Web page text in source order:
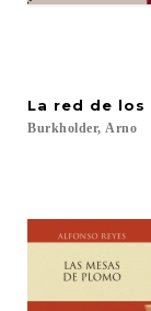
La red de los
Burkholder, Arno